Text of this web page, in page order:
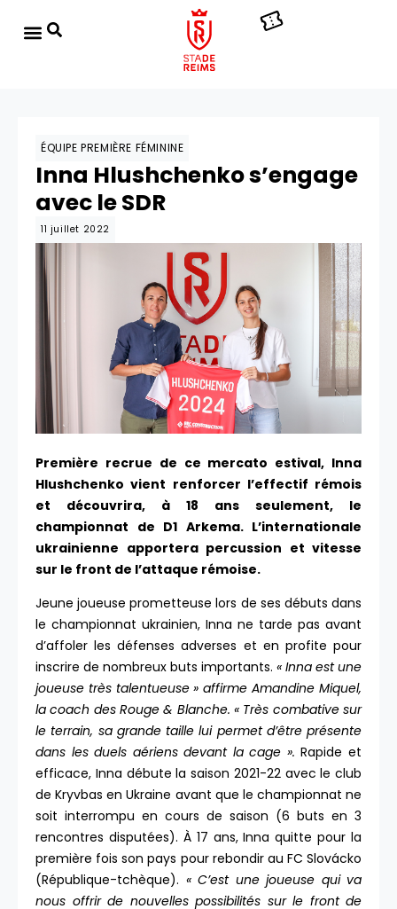
ÉQUIPE PREMIÈRE FÉMININE
Inna Hlushchenko s’engage
avec le SDR
11 juillet 2022
Première recrue de ce mercato estival, Inna
Hlushchenko vient renforcer l’effectif rémois
et découvrira, à 18 ans seulement, le
championnat de D1 Arkema. L’internationale
ukrainienne apportera percussion et vitesse
sur le front de l’attaque rémoise.
Jeune joueuse prometteuse lors de ses débuts dans
le championnat ukrainien, Inna ne tarde pas avant
d’affoler les défenses adverses et en profite pour
inscrire de nombreux buts importants. « Inna est une
joueuse très talentueuse » affirme Amandine Miquel,
la coach des Rouge & Blanche. « Très combative sur
le terrain, sa grande taille lui permet d’être présente
dans les duels aériens devant la cage ». Rapide et
efficace, Inna débute la saison 2021-22 avec le club
de Kryvbas en Ukraine avant que le championnat ne
soit interrompu en cours de saison (6 buts en 3
rencontres disputées). À 17 ans, Inna quitte pour la
première fois son pays pour rebondir au FC Slovácko
(République-tchèque). « C’est une joueuse qui va
nous offrir de nouvelles possibilités sur le front de